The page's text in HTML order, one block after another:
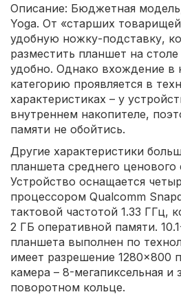
Описание: Бюджетная
Yoga. От «старших
удобную ножку-подставку,
разместить планшет на
удобно. Однако вхождение
категорию проявляется в
характеристиках – у
внутреннем накопителе,
памяти не обойтись.
Другие характеристики
планшета среднего ценового
Устройство оснащается
процессором Qualcomm
тактовой частотой 1.33 ГГц,
2 ГБ оперативной памяти.
планшета выполнен по
имеет разрешение 1280×800
камера – 8-мегапиксельная и
поворотном кольце.